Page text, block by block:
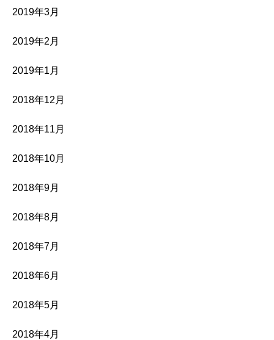
2019年3月
2019年2月
2019年1月
2018年12月
2018年11月
2018年10月
2018年9月
2018年8月
2018年7月
2018年6月
2018年5月
2018年4月